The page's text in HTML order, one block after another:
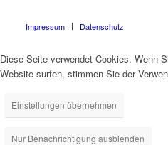
Impressum Datenschutz
Diese Seite verwendet Cookies. Wenn
Website surfen, stimmen Sie der
Einstellungen übernehmen
Nur Benachrichtigung ausblenden